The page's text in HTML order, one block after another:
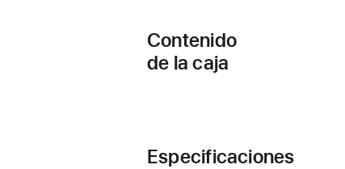
Contenido
de la caja
Especificaciones